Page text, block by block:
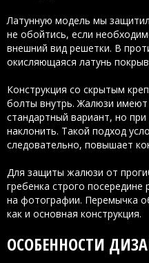
Латунную модель мы
не обойтись, если
внешний вид решетки. В
окисляющаяся латунь
Конструкция со скрытым
болты внутрь. Жалюзи
стандартный вариант, но
наклонить. Такой подход
следовательно, повышает
Для защиты жалюзи от
гребенка строго
на фотографии. Перемычка
как и основная конструкция.
ОСОБЕННОСТИ